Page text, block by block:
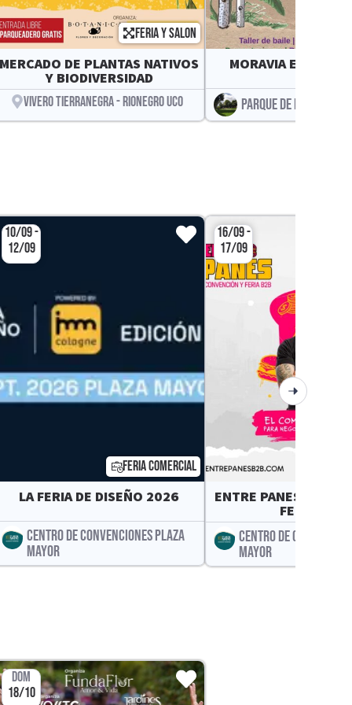
MERCADO DE PLANTAS NATIVOS
Y BIODIVERSIDAD
VIVERO TIERRANEGRA - RIONEGRO UCO
FERIA Y SALON
MORAVIA ES
PARQUE DE LA 93
LA FERIA DE DISEÑO 2026
CENTRO DE CONVENCIONES PLAZA
MAYOR
10/09 -
12/09
FERIA COMERCIAL
ENTRE PANES -
FERIA B2B
CENTRO DE
MAYOR
16/09 -
17/09
DOM
18/10